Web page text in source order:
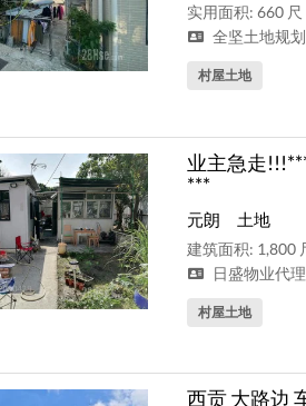
实用面积: 660 尺
全坚土地规
村屋土地
业主急走
***
元朗 土地
建筑面积: 1,800
日盛物业代
村屋土地
西贡 大路边